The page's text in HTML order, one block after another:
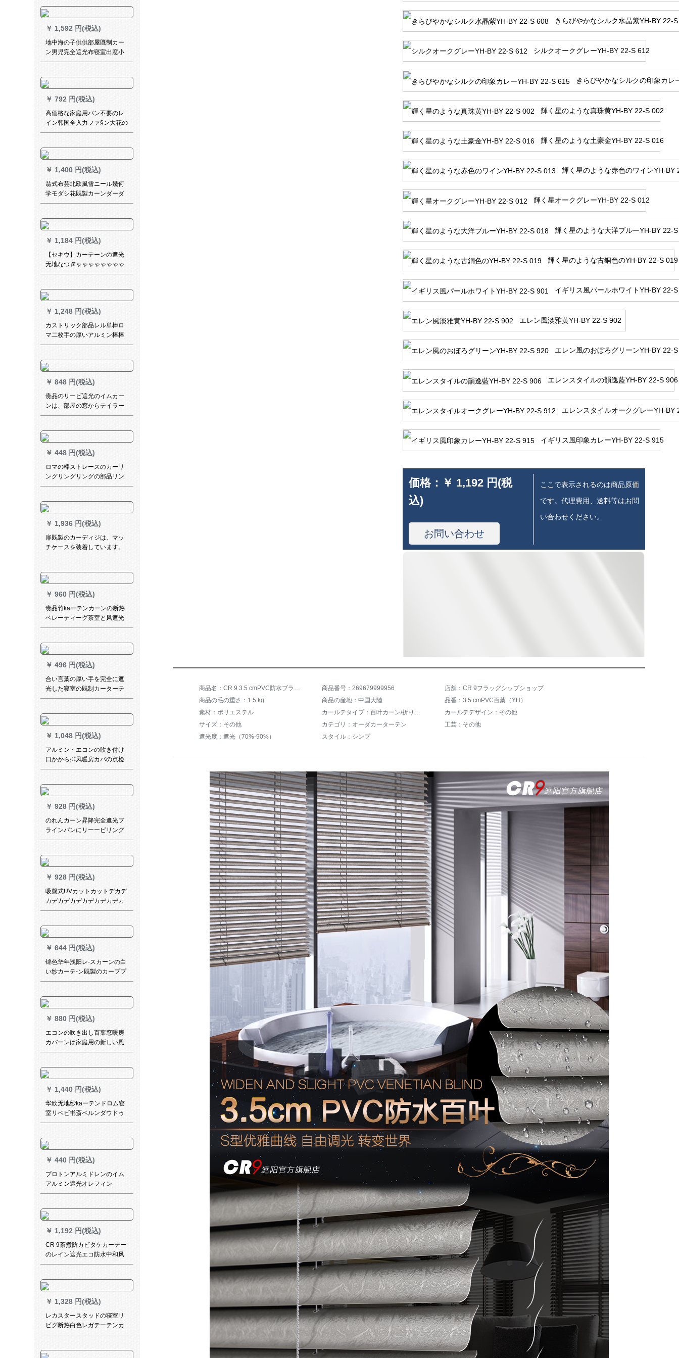
扫き出し窓外既制カーターテ
ーテ·ンン元气绿韩オーーダカ
シリーズンテーン/毎米/送帖S
￥ 1,592 円(税込)
地中海の子供供部屋既制カー
ン男児完全遮光布寝室出窓小
窓短いカーターテは光を通し
兰にやどをする。
￥ 792 円(税込)
高価格な家庭用パン不要のレ
イン韩国全入力ファ§ン大花の
レイン家装カーン式リファイ
ードテートシステムシステム
出窓リヴィティ寝室レストラ
ン书斎アウトラインラインラ
インラインGPJ 108 B--金の価
格は1平方メトル単位です。
￥ 1,400 円(税込)
翁式布芸北欧風雪ニール幾何
学モダシ花既製カーンダーダ
ーダーカーンテーンシリーズ
リーズシリーズシリーズシリ
ーズシリーズシリーズシリー
ズシリーズ：2.5枚*2.7枚高一
片
￥ 1,184 円(税込)
【セキウ】カーテーンの遮光
无地なつぎゃゃゃゃゃゃゃゃ
ゃゃゃゃゃゃゃゃゃゃゃゃゃ
手北欧つづち色リング寝室オ
ーケーホールの扫き出し窓カ
ーテーテーオウーダレァァァ
ァーダーダーメトの幅は1
m*2.7 mです。
￥ 1,248 円(税込)
カストリック部品レル単棒ロ
マ二枚手の厚いアルミン棒棒
ン部品カーン部品カーリング
何メトルを要して何枚かつま
みます。
￥ 848 円(税込)
贵品のリービ遮光のイムカー
ンは、部屋の窓からテイラー
が升降します。テ-ルン既製の
GPJ 058 Q
￥ 448 円(税込)
ロマの棒ストレースのカーリ
ングリングリングの部品リン
グリングリングリングリング
ングリングリングリングリン
グリングリングリングリング
リングリングのカーリングリ
ングリングリングのボンテー
クの内径は38 mm 40です。
￥ 1,936 円(税込)
扉既製のカーディジは、マッ
チケースを装着しています。
星の金を遮光して寝室の少女
ッカーテルテルテルの寝室の
ベルダウウィンドウ出张棒
【少女粉】布+纱+カーターテ
テン1.8枚x 2.0高
￥ 960 円(税込)
贵品竹kaーテンカーンの断热
ベレーティーグ茶室と风遮光
パソルラカンテーンダーのテ-
￥ 496 円(税込)
合い言葉の厚い手を完全に遮
光した寝室の既制カーターテ
をお勧めします。暗号化の厚
送りエフック)幅2.8メトル*高
さ1.8メトル/一面
￥ 1,048 円(税込)
アルミン・エコンの吹き付け
口かから排风暖房カバの点检
测口の放流器を入れて风を通
シャッを固定します。
￥ 928 円(税込)
のれんカーン昇降完全遮光ブ
ラインパンにリーービリング
寝室を装着しないでくださ
ラカーテンf 050-7
￥ 928 円(税込)
吸盤式UVカットカットデカデ
カデカデカデカデカデカデカ
デカデカデカデカキング寝室
ベルダーテン免ピンパッド不
配合吸盤補助貼る銀125幅*
￥ 644 円(税込)
锦色华年浅阳レ-スカーンの白
い纱カーテ-ン既製のカーププ
ロの布芸カーカーニバルの寝
ロシュート条2メトルの高さ
*2.6枚のメール
￥ 880 円(税込)
エコンの吹き出し百葉窓暖房
カバーンは家庭用の新しい風
口の長方形を調節します。通
客様サービスビに连络しま
す。
￥ 1,440 円(税込)
华欣无地纱kaーテンドロム寝
室リベビ书斎ベルンダウドゥ
ドゥ窓扫き出し窓百合金白色
ラシープロの纱618070-012
メ-トル幅*2.7メトルトル
￥ 440 円(税込)
プロトンアルミドレンのイム
アルミン遮光オレフィン
￥ 1,192 円(税込)
CR 9茶煮防カビタケカーテー
のレイン遮光エコ防水中和风
茶楼书房室外オレンジ-A SL-
￥ 1,328 円(税込)
レカスタースタッドの寝室リ
ビグ断热白色レガテーテンカ
ーンンテーダー2.5*2.7高い洋
きらびやかなシルク水晶紫YH-BY 22-
シルクオークグレーYH-BY 22-S 612
きらびやかなシルクの印象カレ
輝く星のような真珠黄YH-BY 22-S 002
輝く星のような土豪金YH-BY 22-S 016
輝く星のような赤色のワインYH-BY
輝く星オークグレーYH-BY 22-S 012
輝く星のような大洋ブルーYH-BY 22-
輝く星のような古銅色のYH-BY 22-S 019
イギリス風パールホワイトYH-BY 22-
エレン風淡雅黄YH-BY 22-S 902
エレン風のおぼろグリーンYH-BY 22-
エレンスタイルの韻逸藍YH-BY 22-S 906
エレンスタイルオークグレーYH-BY
イギリス風印象カレーYH-BY 22-S 915
価格： ￥ 1,192 円(税
込)
お問い合わせ
ここで表示されるのは商品原価
です。代理費用、送料等はお問
い合わせください。
商品名：CR 9 3.5 cmPVC防水ブラインド遮光プライバシー防油パルムトイレジッチはきらびやかでないシルク淡雅黄YH-BY 22-S 602 商品番号：269679999956
店舗：CR 9フラッグシップショップ
商品の毛の重さ：1.5 kg
商品の産地：中国大陸
品番：3.5 cmPVC百葉（YH）
素材：ポリエステル
カールテタイプ：百叶カーン/折りカーラーテン/垂直カーン
カールテデザイン：その他
サイズ：その他
カテゴリ：オーダカーターテン
工芸：その他
遮光度：遮光（70%-90%）
スタイル：シンプ